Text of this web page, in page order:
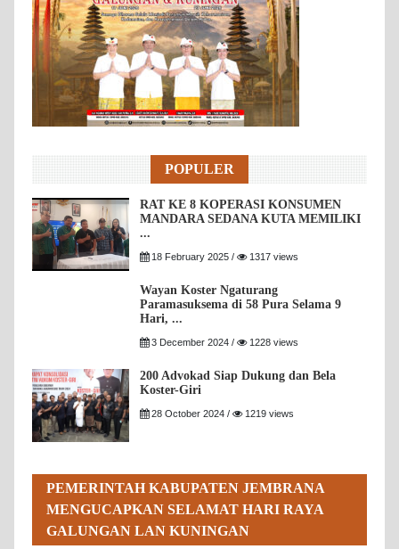
POPULER
RAT KE 8 KOPERASI KONSUMEN
MANDARA SEDANA KUTA MEMILIKI
...
18 February 2025 / 1317 views
Wayan Koster Ngaturang
Paramasuksema di 58 Pura Selama 9
Hari, ...
3 December 2024 / 1228 views
200 Advokad Siap Dukung dan Bela
Koster-Giri
28 October 2024 / 1219 views
PEMERINTAH KABUPATEN JEMBRANA
MENGUCAPKAN SELAMAT HARI RAYA
GALUNGAN LAN KUNINGAN